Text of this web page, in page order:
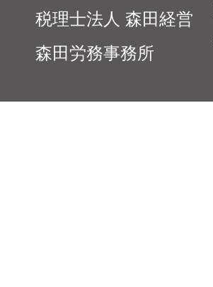
税理士法人 森田経営
森田労務事務所